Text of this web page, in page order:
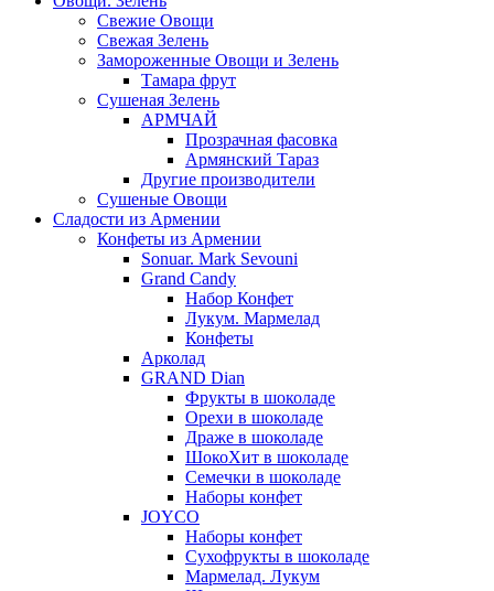
Свежие Овощи
Свежая Зелень
Замороженные Овощи и Зелень
Тамара фрут
Сушеная Зелень
АРМЧАЙ
Прозрачная фасовка
Армянский Тараз
Другие производители
Сушеные Овощи
Сладости из Армении
Конфеты из Армении
Sonuar. Mark Sevouni
Grand Candy
Набор Конфет
Лукум. Мармелад
Конфеты
Арколад
GRAND Dian
Фрукты в шоколаде
Орехи в шоколаде
Драже в шоколаде
ШокоХит в шоколаде
Семечки в шоколаде
Наборы конфет
JOYCO
Наборы конфет
Сухофрукты в шоколаде
Мармелад. Лукум